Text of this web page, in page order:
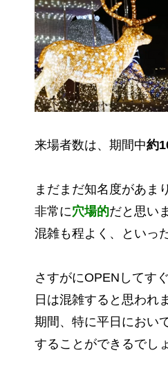
来場者数は、期間中約
まだまだ知名度があま
非常に穴場的だと思い
混雑も程よく、といっ
さすがにOPENしてす
日は混雑すると思われ
期間、特に平日におい
することができるでし